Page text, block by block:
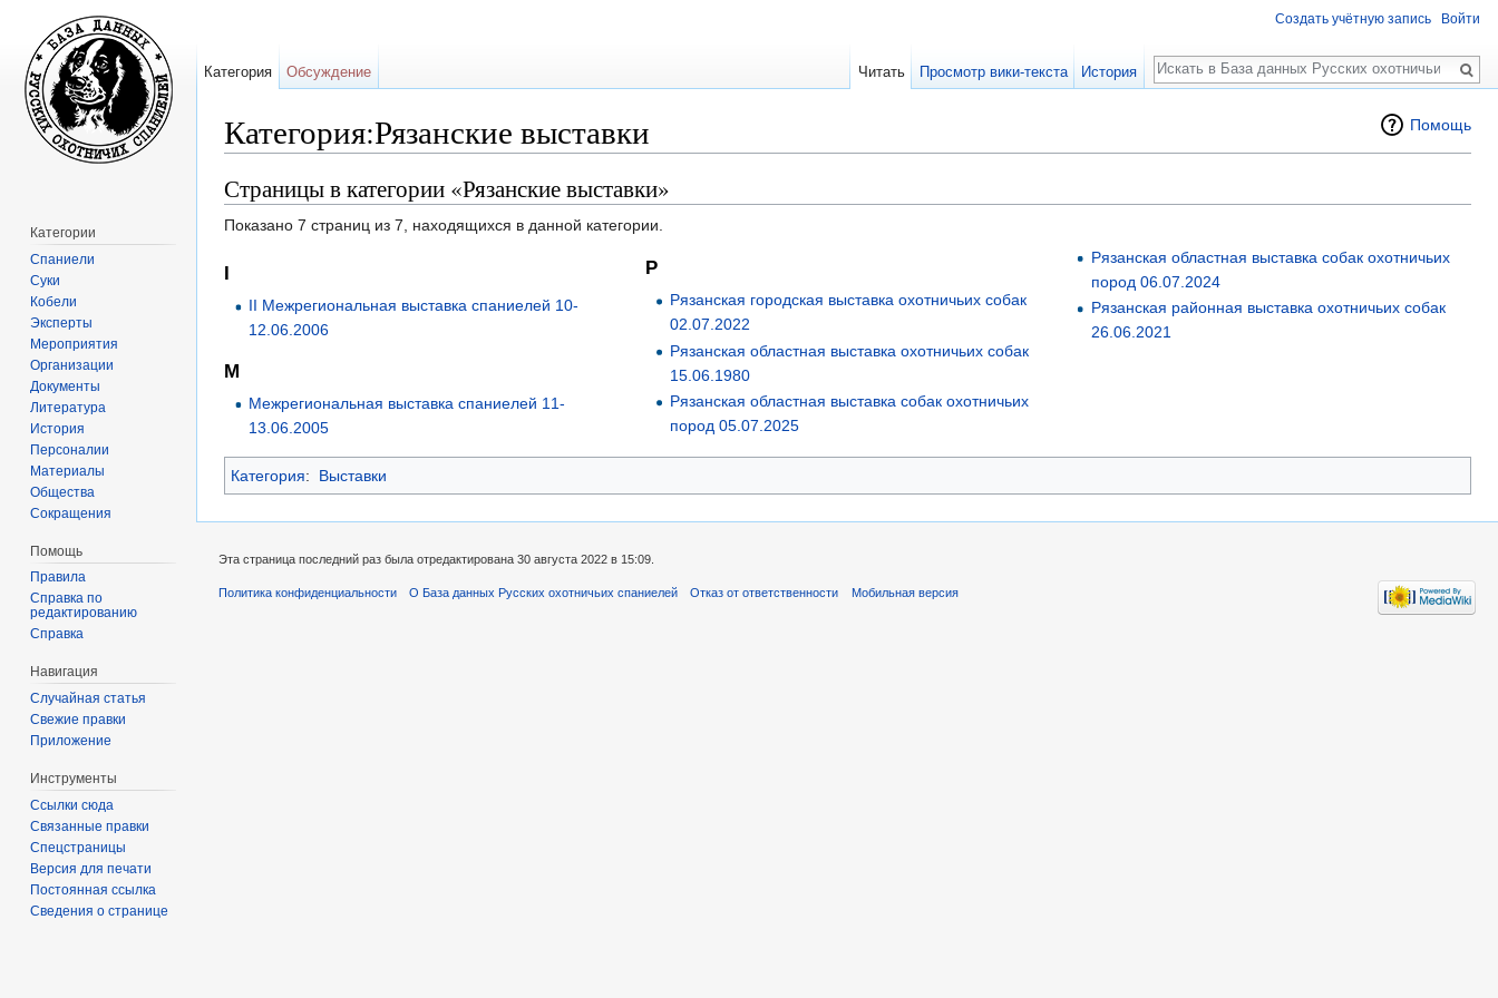
Помощь
Категория:Рязанские выставки
Страницы в категории «Рязанские выставки»
Показано 7 страниц из 7, находящихся в данной категории.
II Межрегиональная выставка спаниелей 10-
12.06.2006
М
Межрегиональная выставка спаниелей 11-
13.06.2005
Р
Рязанская городская выставка охотничьих собак
02.07.2022
Рязанская областная выставка охотничьих собак
15.06.1980
Рязанская областная выставка собак охотничьих
пород 05.07.2025
Рязанская областная выставка собак охотничьих
пород 06.07.2024
Рязанская районная выставка охотничьих собак
26.06.2021
Категория: Выставки
Создать учётную запись Войти
Категория Обсуждение Читать Просмотр вики-текста История
Поиск
Категории
Спаниели
Суки
Кобели
Эксперты
Мероприятия
Организации
Документы
Литература
История
Персоналии
Материалы
Общества
Сокращения
Помощь
Правила
Справка по
редактированию
Справка
Навигация
Случайная статья
Свежие правки
Приложение
Инструменты
Ссылки сюда
Связанные правки
Спецстраницы
Версия для печати
Постоянная ссылка
Сведения о странице
Эта страница последний раз была отредактирована 30 августа 2022 в 15:09.
Политика конфиденциальности О База данных Русских охотничьих спаниелей Отказ от ответственности Мобильная версия